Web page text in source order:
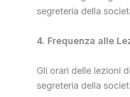
segreteria della
4. Frequenza alle
Gli orari delle lezioni
segreteria della